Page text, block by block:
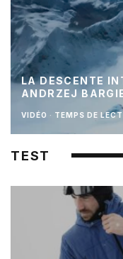
LA DESCENTE
ANDRZEJ
VIDÉO · TEMPS DE
TEST